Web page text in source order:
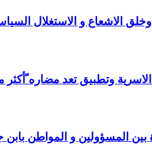
وخلق الاشعاع و الاستغلال
وتطبيق تعد مضاره ّأكثر
المسؤولين و المواطن بابن